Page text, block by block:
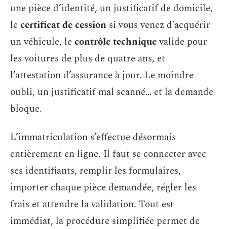
une pièce d’identité, un justificatif de domicile,
lecertificat de cession si vous venez d’acquérir
un véhicule, lecontrôle techniquevalide pour
les voitures de plus de quatre ans, et
l’attestation d’assurance à jour. Le moindre
oubli, un justificatif mal scanné… et la demande
bloque.
L’immatriculation s’effectue désormais
entièrement en ligne. Il faut se connecter avec
ses identifiants, remplir les formulaires,
importer chaque pièce demandée, régler les
frais et attendre la validation. Tout est
immédiat, la procédure simplifiée permet de